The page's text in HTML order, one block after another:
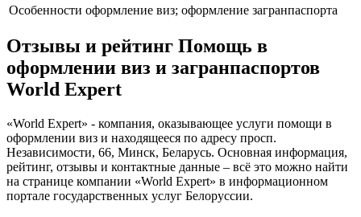
Особенности оформление виз; оформление загранпаспорта
Отзывы и рейтинг Помощь в
оформлении виз и загранпаспортов
World Expert
«World Expert» - компания, оказывающее услуги помощи в
оформлении виз и находящееся по адресу просп.
Независимости, 66, Минск, Беларусь. Основная информация,
рейтинг, отзывы и контактные данные – всё это можно найти
на странице компании «World Expert» в информационном
портале государственных услуг Белоруссии.